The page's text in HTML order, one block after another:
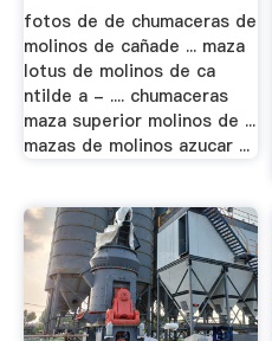
fotos de de chumaceras de
molinos de cañade ... maza
lotus de molinos de ca
ntilde a - .... chumaceras
maza superior molinos de ...
mazas de molinos azucar ...